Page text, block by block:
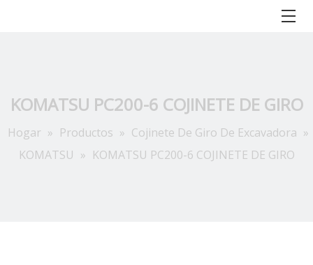
KOMATSU PC200-6 COJINETE DE GIRO
Hogar » Productos » Cojinete De Giro De Excavadora »
KOMATSU » KOMATSU PC200-6 COJINETE DE GIRO